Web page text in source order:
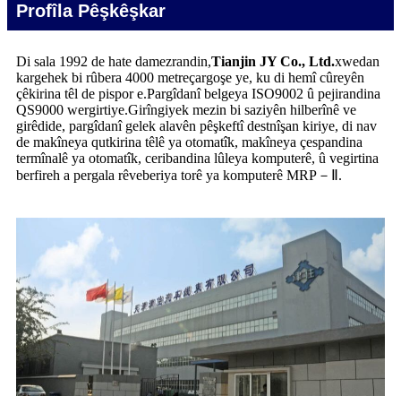
Profîla Pêşkêşkar
Di sala 1992 de hate damezrandin,Tianjin JY Co., Ltd.xwedan
kargehek bi rûbera 4000 metreçargoşe ye, ku di hemî cûreyên
çêkirina têl de pispor e.Pargîdanî belgeya ISO9002 û pejirandina
QS9000 wergirtiye.Girîngiyek mezin bi saziyên hilberînê ve
girêdide, pargîdanî gelek alavên pêşkeftî destnîşan kiriye, di nav
de makîneya qutkirina têlê ya otomatîk, makîneya çespandina
termînalê ya otomatîk, ceribandina lûleya komputerê, û vegirtina
berfireh a pergala rêveberiya torê ya komputerê MRP－Ⅱ.